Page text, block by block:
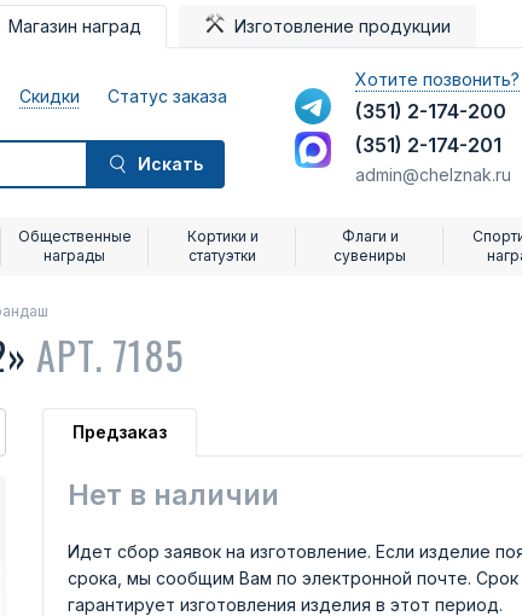
Магазин наград Изготовление продукции
Скидки Статус заказа
Искать
Хотите позвонить?
(351) 2-174-200
(351) 2-174-201
admin@chelznak.ru
Общественные
награды
Кортики и
статуэтки
Флаги и
сувениры
АРТ. 7185
Предзаказ
Нет в наличии
Идет сбор заявок на изготовление. Если изделие
срока, мы сообщим Вам по электронной почте. Срок
гарантирует изготовления изделия в этот период.